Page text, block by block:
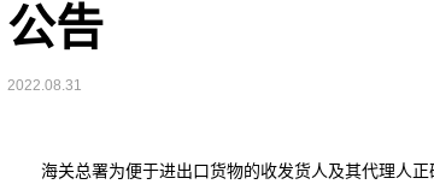
公告
2022.08.31
海关总署为便于进出口货物的收发货人及其代理人正